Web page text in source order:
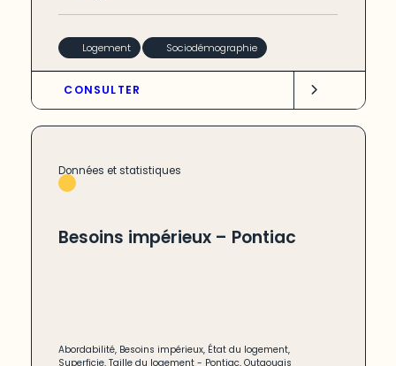
Logement Sociodémographie
CONSULTER
Données et statistiques
Besoins impérieux – Pontiac
Abordabilité, Besoins impérieux, État du logement,
Superficie,Taille du logement - Pontiac,Outaouais